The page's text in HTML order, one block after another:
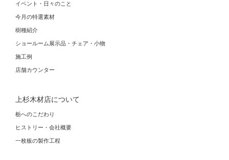
イベント・日々のこと
今月の特選素材
樹種紹介
ショールーム展示品・チェア・小物
施工例
店舗カウンター
上杉木材店について
栃へのこだわり
ヒストリー・会社概要
一枚板の製作工程